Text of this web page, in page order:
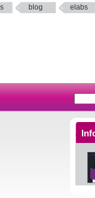
blog elabs